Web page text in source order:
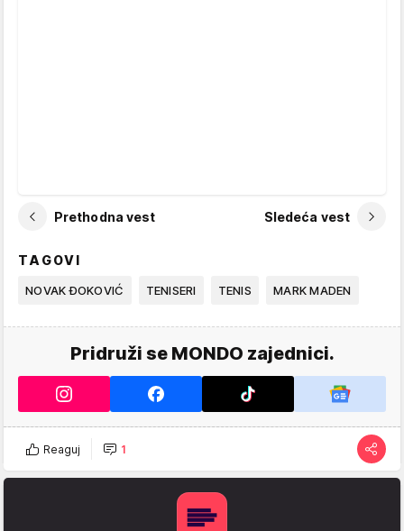
Prethodna vest Sledeća vest
TAGOVI
NOVAK ĐOKOVIĆ TENISERI TENIS MARK MADEN
Pridruži se MONDO zajednici.
Reaguj 1